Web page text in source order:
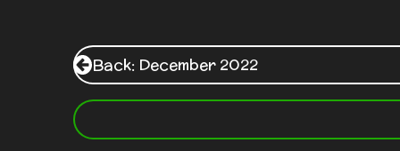
Back: December 2022